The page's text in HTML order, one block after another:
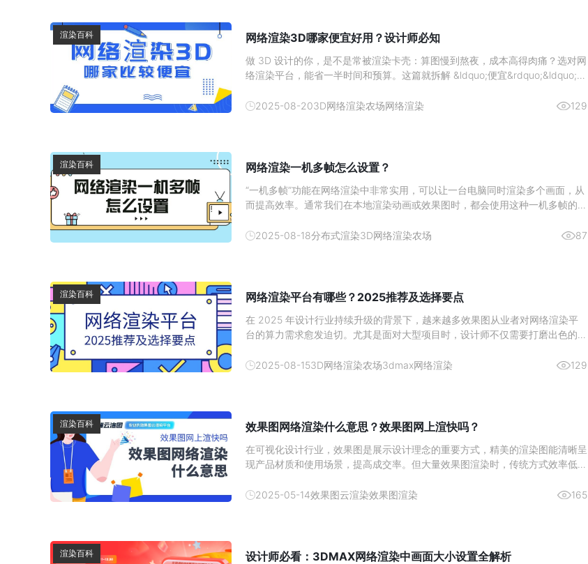
渲染百科 网络渲染3D哪家便宜好用？设计师必知
做 3D 设计的你，是不是常被渲染卡壳：算图慢到熬夜，成本高得肉痛？选对网
络渲染平台，能省一半时间和预算。这篇就拆解 &ldquo;便宜&rdquo;&ldquo;好
坑指南。一、辨清 &ldquo;便宜&rd
2025-08-203D网络渲染农场网络渲染 129
渲染百科 网络渲染一机多帧怎么设置？
“一机多帧”功能在网络渲染中非常实用，可以让一台电脑同时渲染多个画面，从
而提高效率。通常我们在本地渲染动画或效果图时，都会使用这种一机多帧的方
帧的效果。下面我们来看看具体怎么用吧。
2025-08-18分布式渲染3D网络渲染农场 87
渲染百科 网络渲染平台有哪些？2025推荐及选择要点
在 2025 年设计行业持续升级的背景下，越来越多效果图从业者对网络渲染平
台的算力需求愈发迫切。尤其是面对大型项目时，设计师不仅需要打磨出色的设
撑来高效完成渲染任务。也正因如此，如何借助合适的网络渲染平台解放设计师
2025-08-153D网络渲染农场3dmax网络渲染 129
渲染百科 效果图网络渲染什么意思？效果图网上渲快吗？
在可视化设计行业，效果图是展示设计理念的重要方式，精美的渲染图能清晰呈
现产品材质和使用场景，提高成交率。但大量效果图渲染时，传统方式效率低，
家解答。
2025-05-14效果图云渲染效果图渲染 165
渲染百科 设计师必看：3DMAX网络渲染中画面大小设置全解析